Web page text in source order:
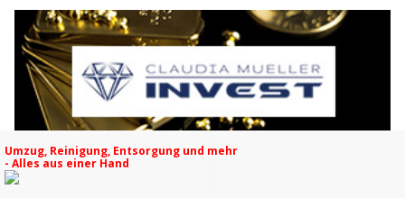
Claudia Müller Invest: Ihre Strategen für Sachwertanlagen